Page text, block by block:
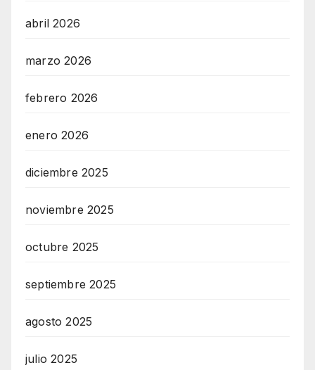
abril 2026
marzo 2026
febrero 2026
enero 2026
diciembre 2025
noviembre 2025
octubre 2025
septiembre 2025
agosto 2025
julio 2025